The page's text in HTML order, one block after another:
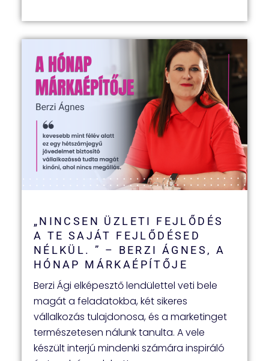
„NINCSEN ÜZLETI FEJLŐDÉS
A TE SAJÁT FEJLŐDÉSED
NÉLKÜL. ” – BERZI ÁGNES, A
HÓNAP MÁRKAÉPÍTŐJE
Berzi Ági elképesztő lendülettel veti bele
magát a feladatokba, két sikeres
vállalkozás tulajdonosa, és a marketinget
természetesen nálunk tanulta. A vele
készült interjú mindenki számára inspiráló